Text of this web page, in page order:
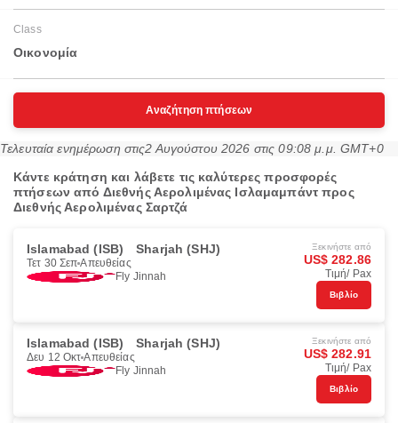
Class
Οικονομία
Αναζήτηση πτήσεων
Τελευταία ενημέρωση στις2 Αυγούστου 2026 στις 09:08 μ.μ. GMT+0
Κάντε κράτηση και λάβετε τις καλύτερες προσφορές
πτήσεων από Διεθνής Αερολιμένας Ισλαμαμπάντ προς
Διεθνής Αερολιμένας Σαρτζά
Islamabad (ISB) Sharjah (SHJ)
Τετ 30 Σεπ Απευθείας
Fly Jinnah
Ξεκινήστε από
US$ 282.86
Τιμή/ Pax
Βιβλίο
Islamabad (ISB) Sharjah (SHJ)
Δευ 12 Οκτ Απευθείας
Fly Jinnah
Ξεκινήστε από
US$ 282.91
Τιμή/ Pax
Βιβλίο